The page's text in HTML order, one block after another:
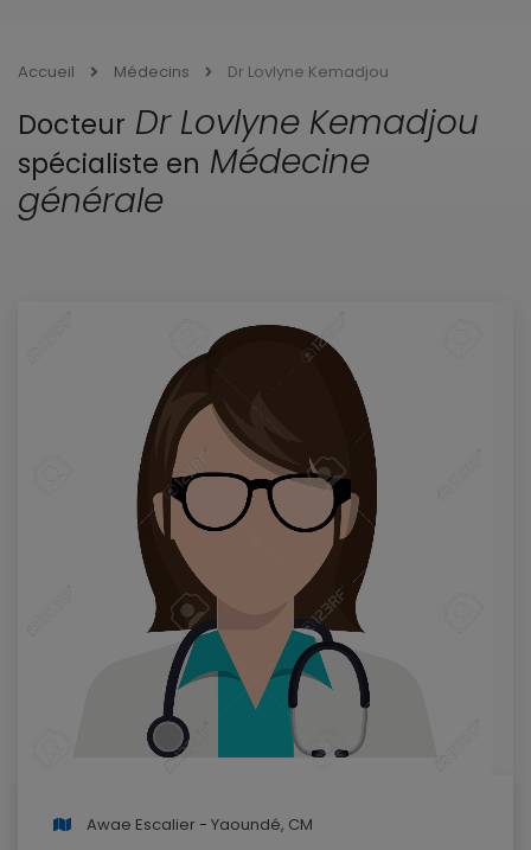
Accueil Médecins Dr Lovlyne Kemadjou
Docteur Dr Lovlyne Kemadjou
spécialiste en Médecine
générale
Awae Escalier - Yaoundé, CM